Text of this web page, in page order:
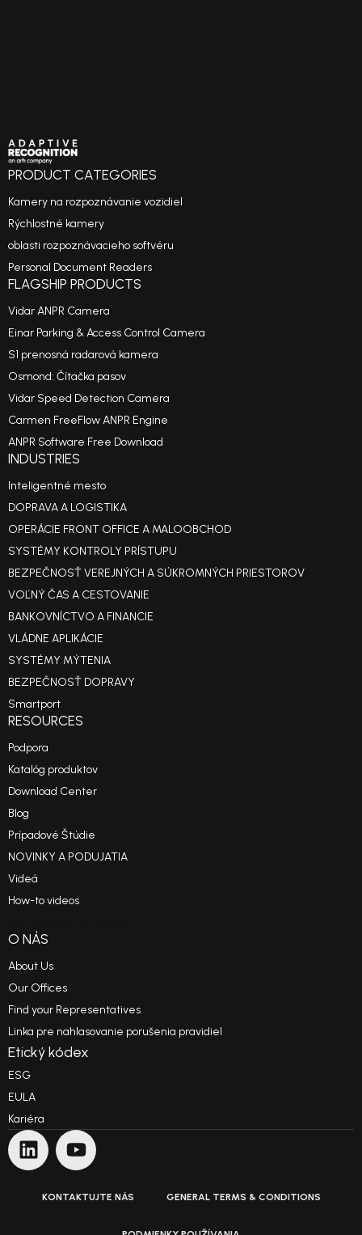
PRODUCT CATEGORIES
Kamery na rozpoznávanie vozidiel
Rýchlostné kamery
oblasti rozpoznávacieho softvéru
Personal Document Readers
FLAGSHIP PRODUCTS
Vidar ANPR Camera
Einar Parking & Access Control Camera
S1 prenosná radarová kamera
Osmond: Čítačka pasov
Vidar Speed Detection Camera
Carmen FreeFlow ANPR Engine
ANPR Software Free Download
INDUSTRIES
Inteligentné mesto
DOPRAVA A LOGISTIKA
OPERÁCIE FRONT OFFICE A MALOOBCHOD
SYSTÉMY KONTROLY PRÍSTUPU
BEZPEČNOSŤ VEREJNÝCH A SÚKROMNÝCH PRIESTOROV
VOĽNÝ ČAS A CESTOVANIE
BANKOVNÍCTVO A FINANCIE
VLÁDNE APLIKÁCIE
SYSTÉMY MÝTENIA
BEZPEČNOSŤ DOPRAVY
Smartport
RESOURCES
Podpora
Katalóg produktov
Download Center
Blog
Prípadové Štúdie
NOVINKY A PODUJATIA
Videá
How-to videos
O NÁS
About Us
Our Offices
Find your Representatives
Linka pre nahlasovanie porušenia pravidiel
Etický kódex
ESG
EULA
Kariéra
KONTAKTUJTE NÁS GENERAL TERMS & CONDITIONS